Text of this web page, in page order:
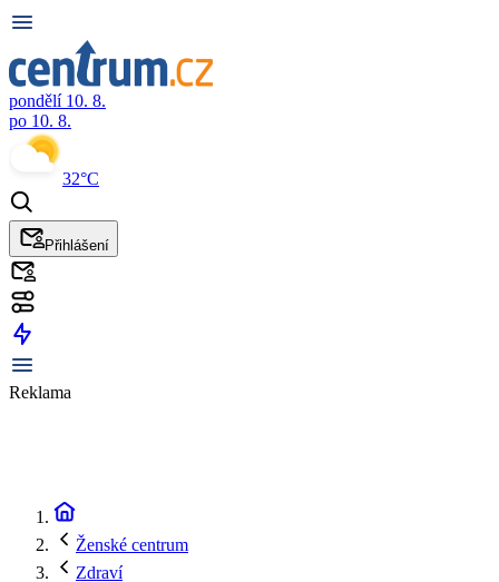
pondělí 10. 8.
po 10. 8.
32°C
Přihlášení
Reklama
Ženské centrum
Zdraví